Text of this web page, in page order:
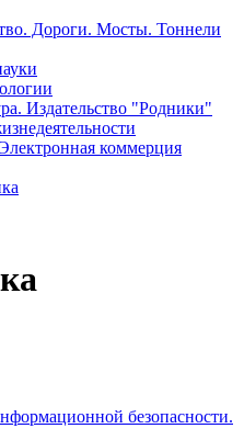
Дороги. Мосты. Тоннели
Издательство "Родники"
коммерция
безопасности.